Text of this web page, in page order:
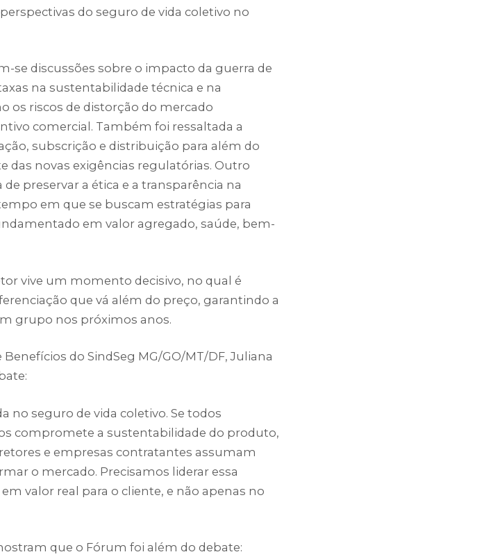
do seguro de vida coletivo no
se discussões sobre o impacto da guerra de
na sustentabilidade técnica e na
os riscos de distorção do mercado
comercial. Também foi ressaltada a
subscrição e distribuição para além do
das novas exigências regulatórias. Outro
preservar a ética e a transparência na
em que se buscam estratégias para
em valor agregado, saúde, bem-
vive um momento decisivo, no qual é
que vá além do preço, garantindo a
grupo nos próximos anos.
do SindSeg MG/GO/MT/DF, Juliana
no seguro de vida coletivo. Se todos
compromete a sustentabilidade do produto,
e empresas contratantes assumam
o mercado. Precisamos liderar essa
valor real para o cliente, e não apenas no
que o Fórum foi além do debate: